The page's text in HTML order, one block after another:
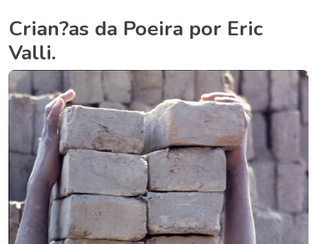
Crian?as da Poeira por Eric
Valli.